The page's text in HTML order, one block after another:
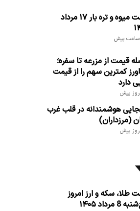
قیمت میوه و تره بار ۱۷ مرداد
قیمت از مزرعه تا سفره؛
کمترین سهم را از قیمت
دارد
هوشمندانه در قلب غرب
(مرزداران)
طلا، سکه و ارز امروز
مرداد ۱۴۰۵